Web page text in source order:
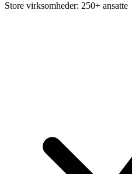
Store virksomheder: 250+ ansatte